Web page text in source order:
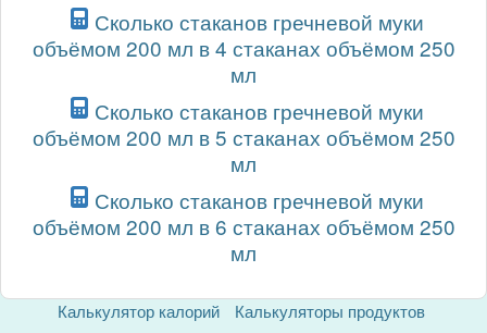
Сколько стаканов гречневой муки
объёмом 200 мл в 4 стаканах объёмом 250
мл
Сколько стаканов гречневой муки
объёмом 200 мл в 5 стаканах объёмом 250
мл
Сколько стаканов гречневой муки
объёмом 200 мл в 6 стаканах объёмом 250
мл
Калькулятор калорий Калькуляторы продуктов